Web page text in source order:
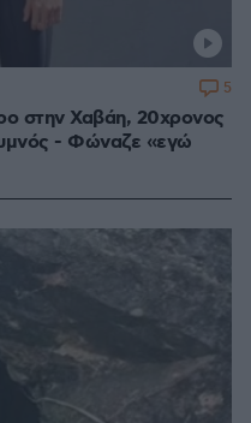
στην Χαβάη, 20χρονος
- Φώναζε «εγώ
5